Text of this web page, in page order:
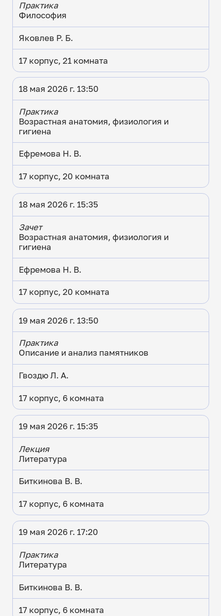
Практика
Философия
Яковлев Р. Б.
17 корпус, 21 комната
18 мая 2026 г. 13:50
Практика
Возрастная анатомия, физиология и
гигиена
Ефремова Н. В.
17 корпус, 20 комната
18 мая 2026 г. 15:35
Зачет
Возрастная анатомия, физиология и
гигиена
Ефремова Н. В.
17 корпус, 20 комната
19 мая 2026 г. 13:50
Практика
Описание и анализ памятников
Гвоздю Л. А.
17 корпус, 6 комната
19 мая 2026 г. 15:35
Лекция
Литература
Биткинова В. В.
17 корпус, 6 комната
19 мая 2026 г. 17:20
Практика
Литература
Биткинова В. В.
17 корпус, 6 комната